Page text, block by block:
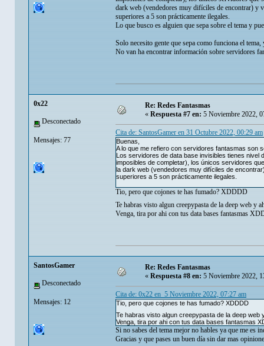
dark web (vendedores muy difíciles de encontrar) y
superiores a 5 son prácticamente ilegales.
Lo que busco es alguien que sepa sobre el tema y
Solo necesito gente que sepa como funciona el tema,
No van ha encontrar información sobre servidores
0x22
Desconectado
Mensajes: 77
Re: Redes Fantasmas
« Respuesta #7 en: 5 Noviembre 2022,
Cita de: SantosGamer en 31 Octubre 2022, 00:29 am
Buenas,
A lo que me refiero con servidores fantasmas son
Los servidores de data base invisibles tienes
imposibles de completar), los únicos servidores
la dark web (vendedores muy difíciles de
superiores a 5 son prácticamente ilegales.
Tio, pero que cojones te has fumado? XDDDD
Te habras visto algun creepypasta de la deep web y
Venga, tira por ahi con tus data bases fantasmas
SantosGamer
Desconectado
Mensajes: 12
Re: Redes Fantasmas
«Respuesta #8 en:5 Noviembre 2022,
Cita de: 0x22 en 5 Noviembre 2022, 07:27 am
Tio, pero que cojones te has fumado? XDDDD
Te habras visto algun creepypasta de la deep
Venga, tira por ahi con tus data bases fantasmas
Si no sabes del tema mejor no hables ya que me es
Gracias y que pases un buen día sin dar mas